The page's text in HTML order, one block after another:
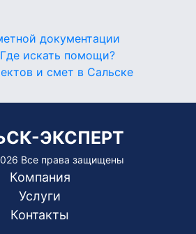
документации
искать помощи?
и смет в Сальске
ЭКСПЕРТ
Все права защищены
Компания
Услуги
Контакты